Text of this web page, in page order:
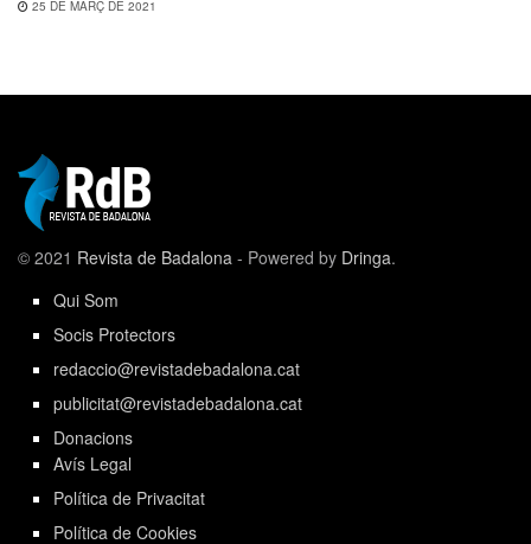
25 DE MARÇ DE 2021
© 2021 Revista de Badalona - Powered by Dringa.
Qui Som
Socis Protectors
redaccio@revistadebadalona.cat
publicitat@revistadebadalona.cat
Donacions
Avís Legal
Política de Privacitat
Política de Cookies